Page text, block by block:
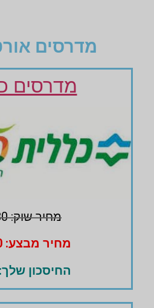
מדרסים
מדרסים
מחיר שוק: 680 ₪
מחיר מבצע: 0.00 ₪
החיסכון שלך: 100%